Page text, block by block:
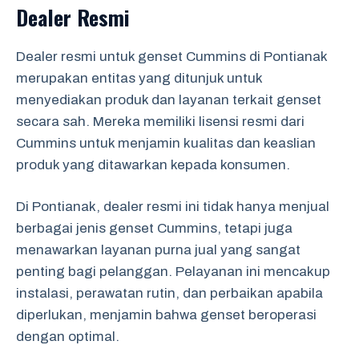
Dealer Resmi
Dealer resmi untuk genset Cummins di Pontianak
merupakan entitas yang ditunjuk untuk
menyediakan produk dan layanan terkait genset
secara sah. Mereka memiliki lisensi resmi dari
Cummins untuk menjamin kualitas dan keaslian
produk yang ditawarkan kepada konsumen.
Di Pontianak, dealer resmi ini tidak hanya menjual
berbagai jenis genset Cummins, tetapi juga
menawarkan layanan purna jual yang sangat
penting bagi pelanggan. Pelayanan ini mencakup
instalasi, perawatan rutin, dan perbaikan apabila
diperlukan, menjamin bahwa genset beroperasi
dengan optimal.